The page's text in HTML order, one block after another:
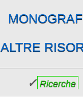
ALTRE
✓ Ricerche